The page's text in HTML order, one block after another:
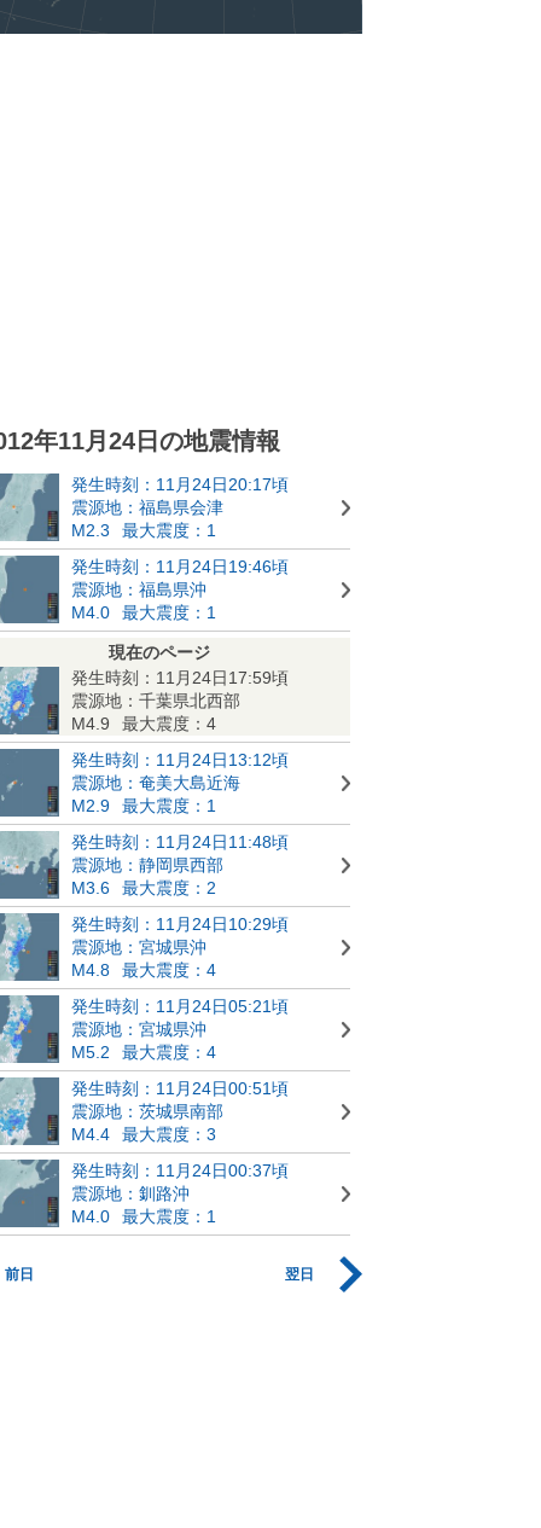
年11月24日の地震情報
発生時刻：11月24日20:17頃
震源地：福島県会津
M2.3
最大震度：1
発生時刻：11月24日19:46頃
震源地：福島県沖
M4.0
最大震度：1
現在のページ
発生時刻：11月24日17:59頃
震源地：千葉県北西部
M4.9
最大震度：4
発生時刻：11月24日13:12頃
震源地：奄美大島近海
M2.9
最大震度：1
発生時刻：11月24日11:48頃
震源地：静岡県西部
M3.6
最大震度：2
発生時刻：11月24日10:29頃
震源地：宮城県沖
M4.8
最大震度：4
発生時刻：11月24日05:21頃
震源地：宮城県沖
M5.2
最大震度：4
発生時刻：11月24日00:51頃
震源地：茨城県南部
M4.4
最大震度：3
発生時刻：11月24日00:37頃
震源地：釧路沖
M4.0
最大震度：1
前日 翌日